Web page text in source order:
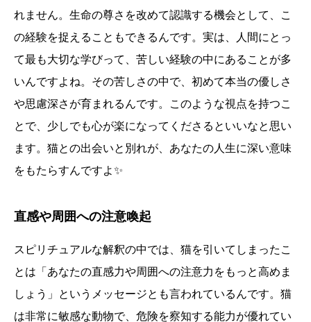
れません。生命の尊さを改めて認識する機会として、こ
の経験を捉えることもできるんです。実は、人間にとっ
て最も大切な学びって、苦しい経験の中にあることが多
いんですよね。その苦しさの中で、初めて本当の優しさ
や思慮深さが育まれるんです。このような視点を持つこ
とで、少しでも心が楽になってくださるといいなと思い
ます。猫との出会いと別れが、あなたの人生に深い意味
をもたらすんですよ✨
直感や周囲への注意喚起
スピリチュアルな解釈の中では、猫を引いてしまったこ
とは「あなたの直感力や周囲への注意力をもっと高めま
しょう」というメッセージとも言われているんです。猫
は非常に敏感な動物で、危険を察知する能力が優れてい